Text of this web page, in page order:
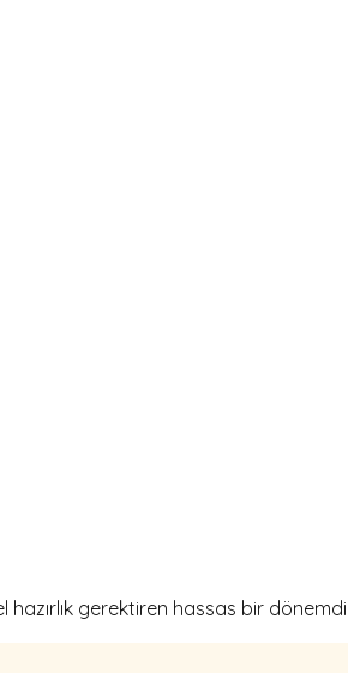
gerektiren hassas bir